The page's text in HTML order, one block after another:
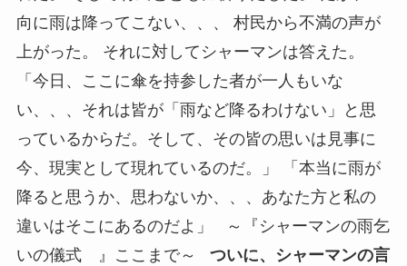
向に雨は降ってこない、、、 村民から不満の声が
上がった。 それに対してシャーマンは答えた。
「今日、ここに傘を持参した者が一人もいな
い、、、それは皆が「雨など降るわけない」と思
っているからだ。そして、その皆の思いは見事に
今、現実として現れているのだ。」 「本当に雨が
降ると思うか、思わないか、、、あなた方と私の
違いはそこにあるのだよ」 ～『シャーマンの雨乞
いの儀式 』ここまで～ ついに、シャーマンの言